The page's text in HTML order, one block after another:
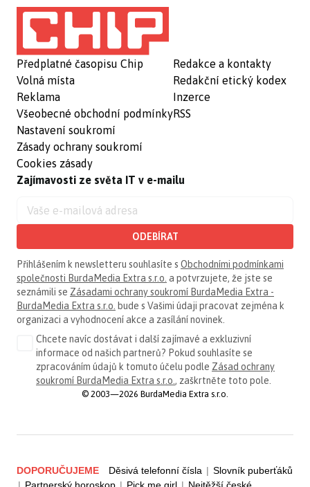
Předplatné časopisu Chip
Volná místa
Reklama
Všeobecné obchodní podmínky
Nastavení soukromí
Zásady ochrany soukromí
Cookies zásady
Redakce a kontakty
Redakční etický kodex
Inzerce
RSS
Zajímavosti ze světa IT v e-mailu
ODEBÍRAT
Přihlášením k newsletteru souhlasíte s Obchodními podmínkami
společnosti BurdaMedia Extra s.r.o. a potvrzujete, že jste se
seznámili se Zásadami ochrany soukromí BurdaMedia Extra -
BurdaMedia Extra s.r.o. bude s Vašimi údaji pracovat zejména k
organizaci a vyhodnocení akce a zasílání novinek.
Chcete navíc dostávat i další zajímavé a exkluzivní
informace od našich partnerů? Pokud souhlasíte se
zpracováním údajů k tomuto účelu podle Zásad ochrany
soukromí BurdaMedia Extra s.r.o. , zaškrtněte toto pole.
© 2003—2026 BurdaMedia Extra s.r.o.
DOPORUČUJEME Děsivá telefonní čísla | Slovník puberťáků